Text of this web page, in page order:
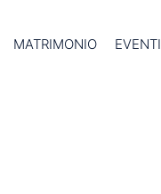
MATRIMONIO EVENTI